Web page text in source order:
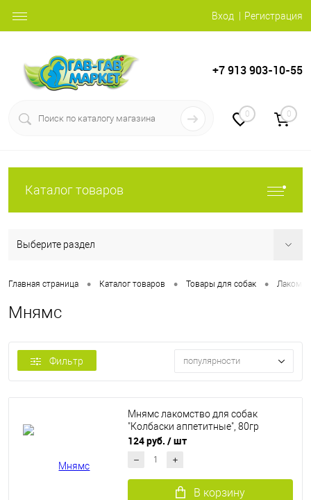
Вход Регистрация
+7 913 903-10-55
0 0
Каталог товаров
Выберите раздел
Главная страница • Каталог товаров • Товары для собак •
Мнямс
Фильтр популярности
Мнямс лакомство для собак
"Колбаски аппетитные", 80гр
124 руб. / шт
В корзину